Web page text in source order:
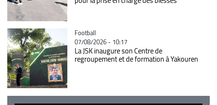
Catégorie
Football
07/08/2026 - 10:17
La JSK inaugure son Centre de
regroupement et de formation à Yakouren